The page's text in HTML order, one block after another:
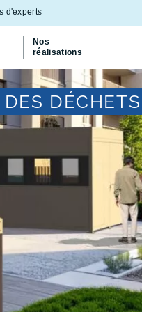
Nos
réalisations
d'experts
DÉCHETS